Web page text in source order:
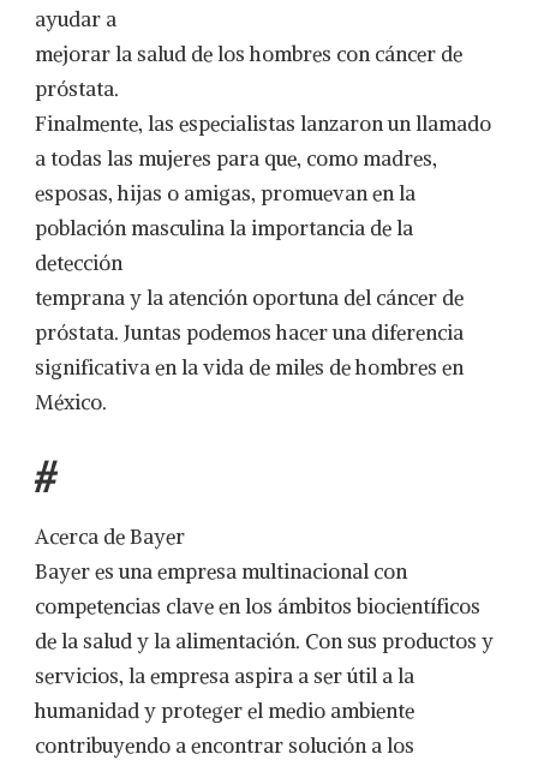
ayudar a
mejorar la salud de los hombres con cáncer de
próstata.
Finalmente, las especialistas lanzaron un llamado
a todas las mujeres para que, como madres,
esposas, hijas o amigas, promuevan en la
población masculina la importancia de la
detección
temprana y la atención oportuna del cáncer de
próstata. Juntas podemos hacer una diferencia
significativa en la vida de miles de hombres en
México.
#
Acerca de Bayer
Bayer es una empresa multinacional con
competencias clave en los ámbitos biocientíficos
de la salud y la alimentación. Con sus productos y
servicios, la empresa aspira a ser útil a la
humanidad y proteger el medio ambiente
contribuyendo a encontrar solución a los